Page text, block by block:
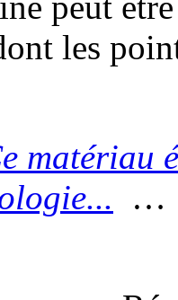
les
matériau
…